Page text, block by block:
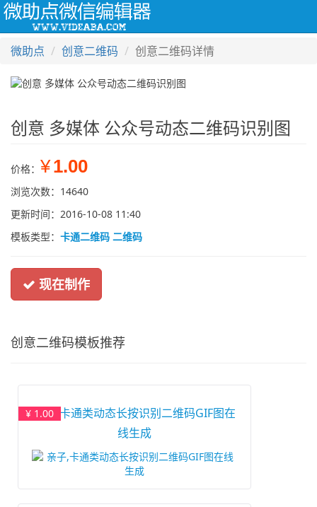
微助点
创意二维码 创意二维码详情
创意 多媒体 公众号动态二维码识别图
价格： ¥1.00
浏览次数：14640
更新时间：2016-10-08 11:40
模板类型： 卡通二维码 二维码
现在制作
创意二维码模板推荐
¥ 1.00
亲子,卡通类动态长按识别二维码GIF图在
线生成